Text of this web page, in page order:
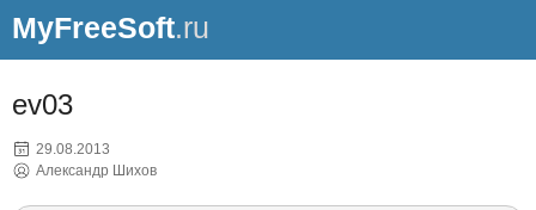
MyFreeSoft.ru
ev03
29.08.2013
Александр Шихов